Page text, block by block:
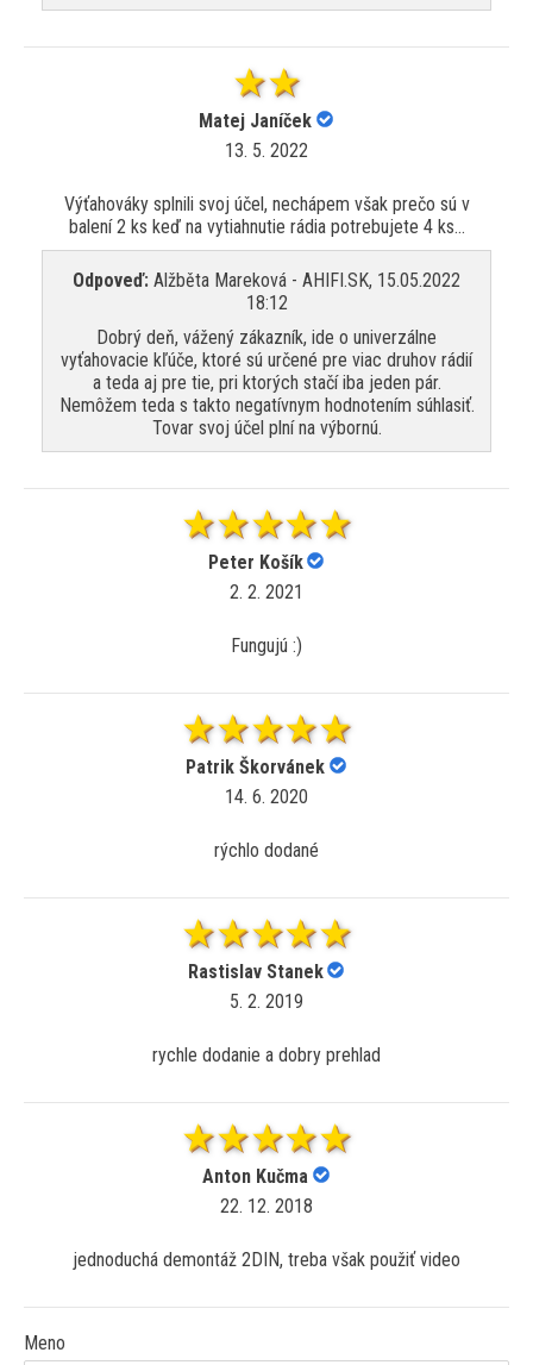
Matej Janíček
13. 5. 2022
Výťahováky splnili svoj účel, nechápem však prečo sú v
balení 2 ks keď na vytiahnutie rádia potrebujete 4 ks...
Odpoveď: Alžběta Mareková - AHIFI.SK, 15.05.2022
18:12
Dobrý deň, vážený zákazník, ide o univerzálne
vyťahovacie kľúče, ktoré sú určené pre viac druhov rádií
a teda aj pre tie, pri ktorých stačí iba jeden pár.
Nemôžem teda s takto negatívnym hodnotením súhlasiť.
Tovar svoj účel plní na výbornú.
Peter Košík
2. 2. 2021
Fungujú :)
Patrik Škorvánek
14. 6. 2020
rýchlo dodané
Rastislav Stanek
5. 2. 2019
rychle dodanie a dobry prehlad
Anton Kučma
22. 12. 2018
jednoduchá demontáž 2DIN, treba však použiť video
Meno